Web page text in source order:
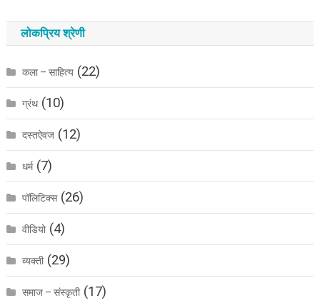
लोकप्रिय श्रेणी
कला – साहित्य(22)
ग्रंथ(10)
दस्तऐवज(12)
धर्म(7)
पॉलिटिक्स(26)
वीडियो(4)
व्यक्ती(29)
समाज – संस्कृती(17)